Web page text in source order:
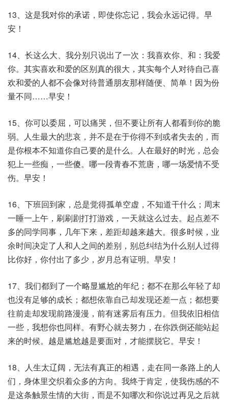
13、这是我对你的承诺，即使你忘记，我会永远记得。早
安！
14、长这么大、我分别只说出了一次：我喜欢你、和：我爱
你。其实喜欢和爱的区别真的很大，其实每个人对待自己喜
欢和爱的人都不会像对待普通朋友那样随便、简单！因为份
量不同……早安！
15、你可以委屈，可以痛哭，但不要让所有人都看到你的脆
弱。人生最大的悲哀，并不是在于你得不到或者失去的，而
是你根本不知道你自己要的是什么。人在最好的时光，总会
犯上一些痴，一些傻。哪一段青春不荒唐，哪一场爱情不受
伤。早安！
16、下班回到家，总是觉得孤单空虚，不知道干什么；周末
一睡一上午，刷刷剧打打游戏，一天就这么过去。起点差不
多的同学同事，几年下来，差距却越来越大。很多时候，业
余时间决定了人和人之间的差别，别总纠结为什么别人过得
比你好，你付出了多少，岁月总有证明。早安！
17、我们都到了一个略显尴尬的年纪；都不在那么年轻了却
也没有足够的成长；都想依靠自己却发现还差一点；都想要
往前走却发现前路漫漫，前有迷雾后有压力。但我依旧相信
一些，我想你也同样。有野心就去努力，在你跌倒还能站起
来的时候。越是尴尬越是要面对，才能摆脱它。早安！
18、人生太辽阔，无法有真正的相遇，走在同一条路上的人
们，身体里交织着众多的方向。我终于肯定，使我伤感的不
是这条触景生情的大街，而是不知哪次和你说过再见之后就